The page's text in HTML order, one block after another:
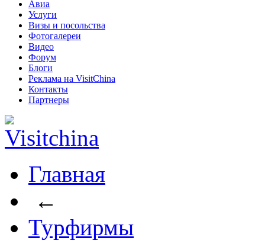
Авиа
Услуги
Визы и посольства
Фотогалереи
Видео
Форум
Блоги
Реклама на VisitChina
Контакты
Партнеры
Главная
←
Турфирмы